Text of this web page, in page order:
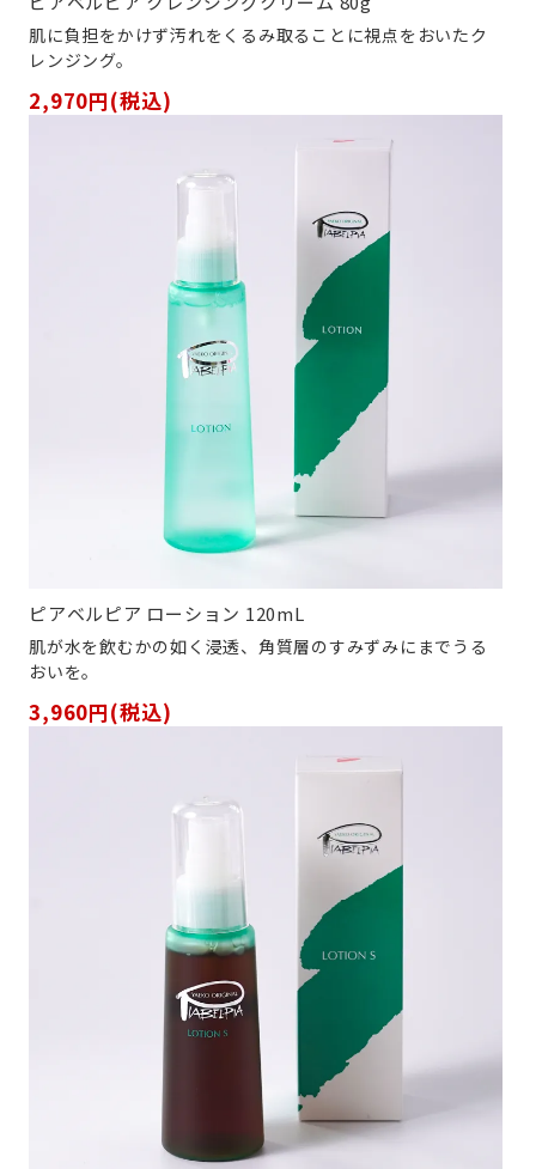
肌に負担をかけず汚れをくるみ取ることに視点をおいたク
レンジング。
2,970円(税込)
ピアベルピア ローション 120mL
肌が水を飲むかの如く浸透、角質層のすみずみにまでうる
おいを。
3,960円(税込)